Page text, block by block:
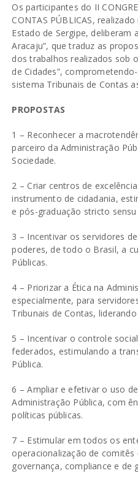
Os participantes do II
CONTAS PÚBLICAS,
Estado de Sergipe, deliberam
Aracaju”, que traduz as
dos trabalhos realizados sob
de Cidades”,
sistema Tribunais de Contas
PROPOSTAS
1 – Reconhecer a
parceiro da Administração
Sociedade.
2 – Criar centros de
instrumento de cidadania,
e pós-graduação stricto
3 – Incentivar os servidores
poderes, de todo o Brasil, a
Públicas.
4 – Priorizar a Ética na
especialmente, para
Tribunais de Contas,
5 – Incentivar o controle
federados, estimulando a
Pública.
6 – Ampliar e efetivar o uso
Administração Pública, com
políticas públicas.
7 – Estimular em todos os
operacionalização de
governança, compliance e de